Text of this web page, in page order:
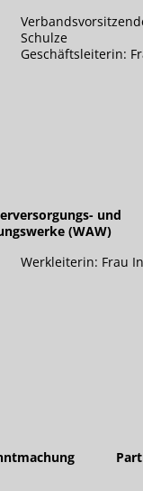
Schulze
Geschäftsleiterin:
und
(WAW)
Werkleiterin: Frau